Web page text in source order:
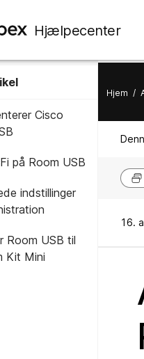
Hjælpecenter
Cisco
på Room USB
indstillinger
Room USB til
Kit Mini
Hjem /
16.